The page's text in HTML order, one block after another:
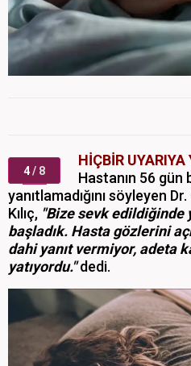
4/ 8
HİÇBİR
Hastanın 56 gün
yanıtlamadığını söyleyen
Kılıç, "Bize sevk edildiğinde
başladık. Hasta gözlerini
dahi yanıt vermiyor, adeta
yatıyordu."dedi.